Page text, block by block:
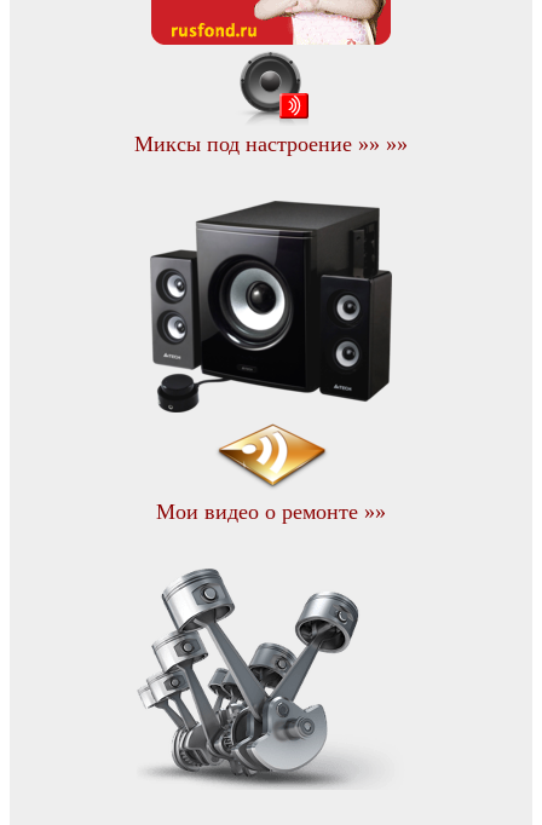
Миксы под настроение »» »»
Мои видео о ремонте »»